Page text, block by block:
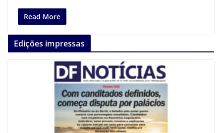
Read More
Edições impressas